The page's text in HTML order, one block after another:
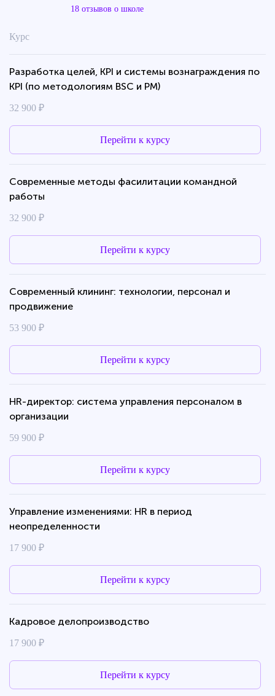
18 отзывов о школе
Курс
Разработка целей, KPI и cистемы вознаграждения по
KPI (по методологиям BSC и PM)
32 900 ₽
Перейти к курсу
Современные методы фасилитации командной
работы
32 900 ₽
Перейти к курсу
Современный клининг: технологии, персонал и
продвижение
53 900 ₽
Перейти к курсу
HR-директор: система управления персоналом в
организации
59 900 ₽
Перейти к курсу
Управление изменениями: HR в период
неопределенности
17 900 ₽
Перейти к курсу
Кадровое делопроизводство
17 900 ₽
Перейти к курсу